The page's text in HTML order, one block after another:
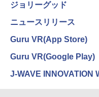
ジョリーグッド
ニュースリリース
Guru VR(App Store)
Guru VR(Google Play)
J-WAVE INNOVATION